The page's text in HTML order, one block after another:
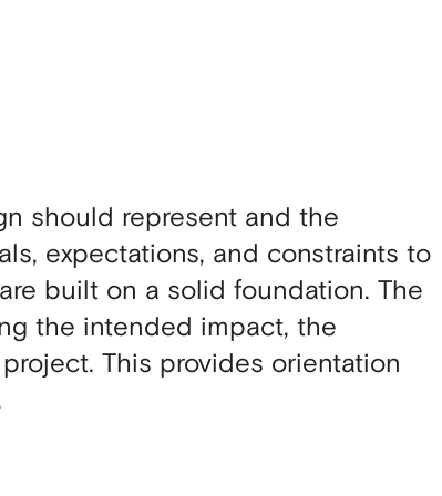
should represent and the
expectations, and constraints to
built on a solid foundation. The
the intended impact, the
This provides orientation